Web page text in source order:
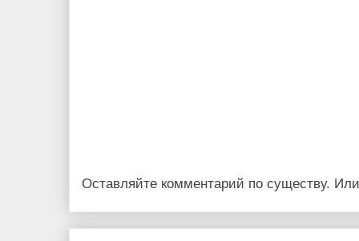
Оставляйте комментарий по существу.